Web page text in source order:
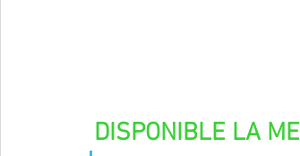
DISPONIBLE LA